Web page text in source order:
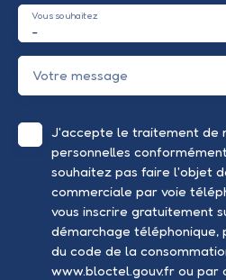
-
Vous souhaitez
Votre message
J'accepte le traitement de
personnelles conformément
souhaitez pas faire l'objet
commerciale par voie
vous inscrire gratuitement
démarchage téléphonique,
du code de la
www.bloctel.gouv.fr ou par